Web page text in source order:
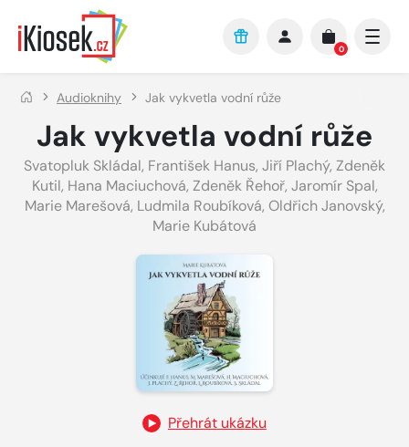
Přejít na hlavní obsah
0
Audioknihy Jak vykvetla vodní růže
Jak vykvetla vodní růže
Svatopluk Skládal, František Hanus, Jiří Plachý, Zdeněk
Kutil, Hana Maciuchová, Zdeněk Řehoř, Jaromír Spal,
Marie Marešová, Ludmila Roubíková, Oldřich Janovský,
Marie Kubátová
Přehrát ukázku